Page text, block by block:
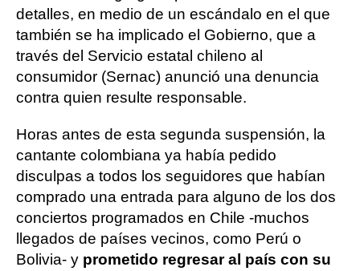
detalles, en medio de un escándalo en el que
también se ha implicado el Gobierno, que a
través del Servicio estatal chileno al
consumidor (Sernac) anunció una denuncia
contra quien resulte responsable.
Horas antes de esta segunda suspensión, la
cantante colombiana ya había pedido
disculpas a todos los seguidores que habían
comprado una entrada para alguno de los dos
conciertos programados en Chile -muchos
llegados de países vecinos, como Perú o
Bolivia- y prometido regresar al país con su